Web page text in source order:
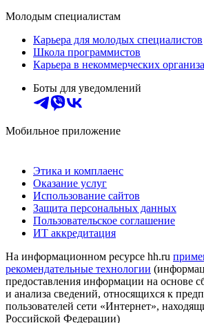
Молодым специалистам
Карьера для молодых специалистов
Школа программистов
Карьера в некоммерческих
Боты для уведомлений
Мобильное приложение
Этика и комплаенс
Оказание услуг
Использование сайтов
Защита персональных данных
Пользовательское соглашение
ИТ аккредитация
На информационном ресурсе hh.ru
рекомендательные технологии
предоставления информации на основе
и анализа сведений, относящихся к
пользователей сети «Интернет»,
Российской Федерации)